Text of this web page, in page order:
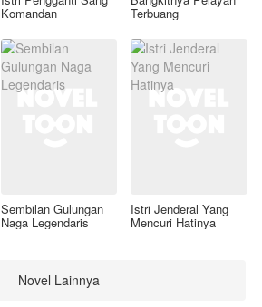
Komandan Terbuang
Sembilan Gulungan
Naga Legendaris
Istri Jenderal Yang
Mencuri Hatinya
Novel Lainnya